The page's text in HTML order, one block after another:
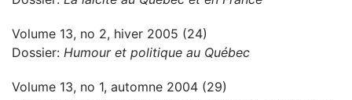
Volume 13, no 2, hiver 2005 (24)
Dossier: Humour et politique au Québec
Volume 13, no 1, automne 2004 (29)